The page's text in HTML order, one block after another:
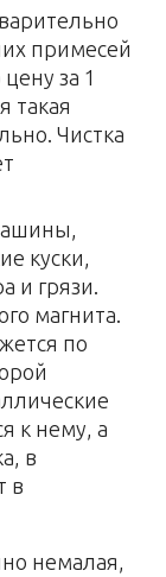
примесей
за 1
такая
Чистка
куски,
и грязи.
магнита.
по
к нему, а
в
в
немалая,